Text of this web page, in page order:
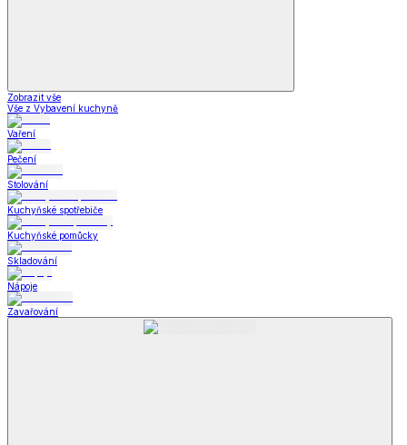
Zobrazit vše
Vše z Vybavení kuchyně
Vaření
Pečení
Stolování
Kuchyňské spotřebiče
Kuchyňské pomůcky
Skladování
Nápoje
Zavařování